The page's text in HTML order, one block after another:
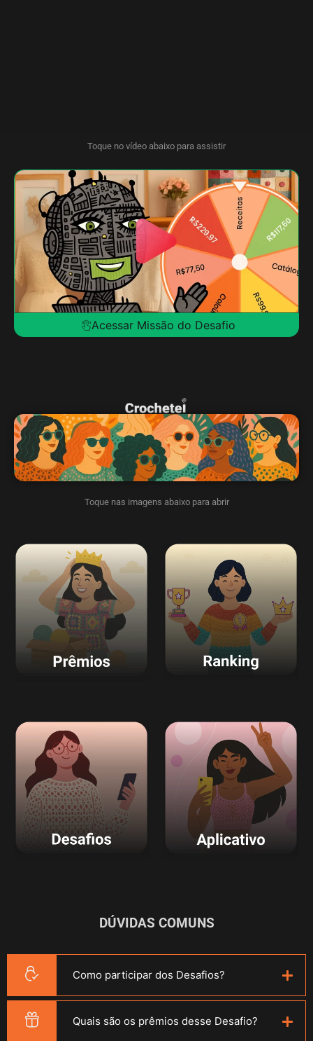
Toque no vídeo abaixo para assistir
Acessar Missão do Desafio
Toque nas imagens abaixo para abrir
DÚVIDAS COMUNS
Como participar dos Desafios?
Quais são os prêmios desse Desafio?